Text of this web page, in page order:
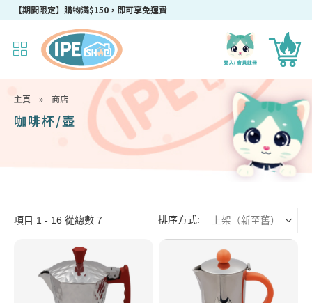
【期間限定】購物滿$150，即可享免運費
主頁 » 商店
咖啡杯/壺
項目 1 - 16 從總數 7 排序方式: